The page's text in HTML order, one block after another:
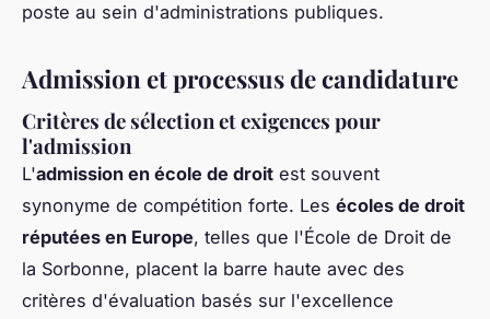
poste au sein d'administrations publiques.
Admission et processus de candidature
Critères de sélection et exigences pour
l'admission
L'admission en école de droit est souvent
synonyme de compétition forte. Les écoles de droit
réputées en Europe, telles que l'École de Droit de
la Sorbonne, placent la barre haute avec des
critères d'évaluation basés sur l'excellence